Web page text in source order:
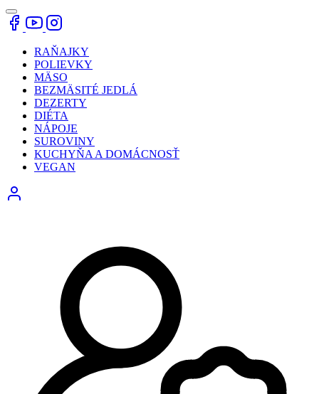
RAŇAJKY
POLIEVKY
MÄSO
BEZMÄSITÉ JEDLÁ
DEZERTY
DIÉTA
NÁPOJE
SUROVINY
KUCHYŇA A DOMÁCNOSŤ
VEGAN